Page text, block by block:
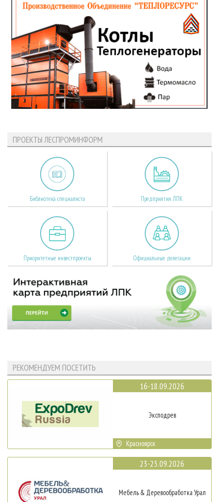
ПРОЕКТЫ ЛЕСПРОМИНФОРМ
Библиотека специалиста Предприятия ЛПК
Приоритетные инвестпроекты Официальные делегации
РЕКОМЕНДУЕМ ПОСЕТИТЬ
16-18.09.2026
Эксподрев
Красноярск
23-25.09.2026
Мебель & Деревообработка Урал